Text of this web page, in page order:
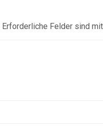
Erforderliche Felder sind mit